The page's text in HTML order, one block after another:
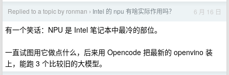
Replied to a topic by ronman › Intel 的 npu 有啥实际作用吗？ 6 月 16 日
有一个笑话：NPU 是 Intel 笔记本中最冷的部位。
一直试图用它做点什么，后来用 Opencode 把最新的 openvino 装
上，能跑 3 个比较旧的大模型。